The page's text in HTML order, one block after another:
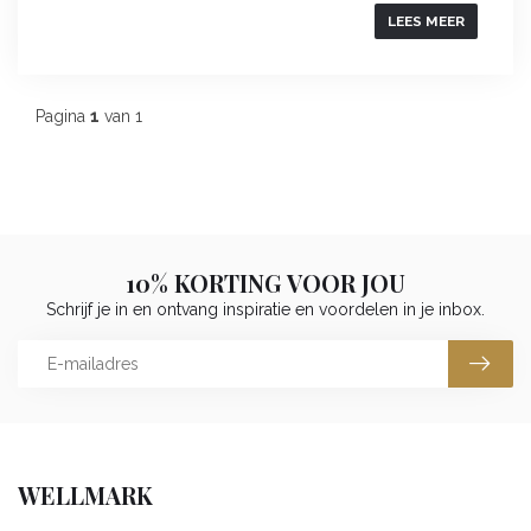
LEES MEER
Pagina 1 van 1
10% KORTING VOOR JOU
Schrijf je in en ontvang inspiratie en voordelen in je inbox.
WELLMARK